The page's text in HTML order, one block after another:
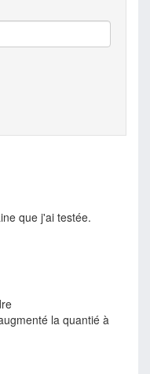
que j'ai testée.
la quantié à